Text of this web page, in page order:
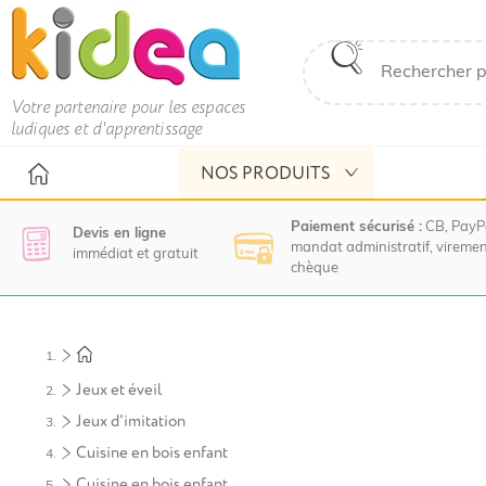
Votre partenaire pour les espaces
ludiques et d'apprentissage
NOS PRODUITS
Devis en ligne
immédiat et gratuit
Paiement sécurisé : CB,
mandat administratif,
chèque
invitons
contacter
le
service
commercial
Jeux et éveil
Jeux d'imitation
Cuisine en bois enfant